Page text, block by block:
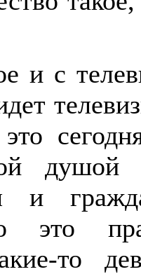
и с
душой
и
это
то